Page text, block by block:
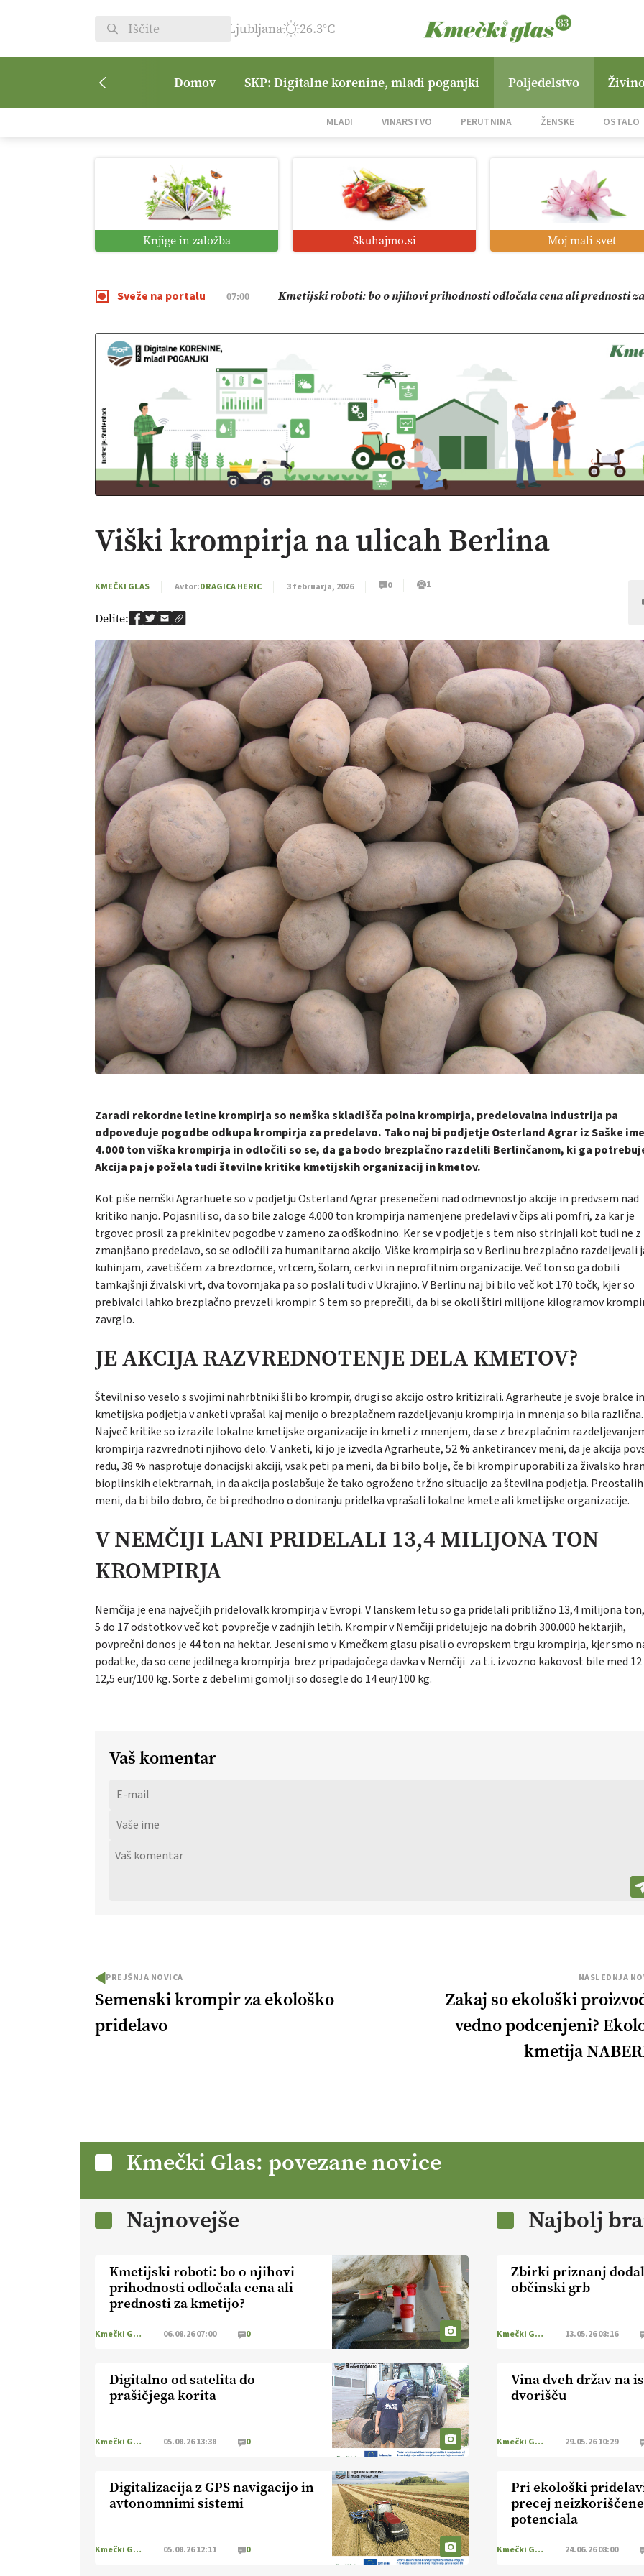
Ljubljana 26.3°C
Domov SKP: Digitalne korenine, mladi poganjki Poljedelstvo
MLADI VINARSTVO PERUTNINA ŽENSKE OSTALO
Knjige in založba Skuhajmo.si Moj mali svet
Sveže na portalu
12:11 Digitalizacija z GPS navigacijo in avtonomnimi sistemi
08:50 Vrt Dvorjane Hills
07:00 Kmetijski roboti: bo o njihovi prihodnosti odločala cena ali prednosti
01:38 Digitalno od satelita do prašičjega korita
Viški krompirja na ulicah Berlina
KMEČKI GLAS Avtor:DRAGICA HERIC 3 februarja, 2026 0 1
Delite:
Zaradi rekordne letine krompirja so nemška skladišča polna krompirja, predelovalna industrija pa
odpoveduje pogodbe odkupa krompirja za predelavo. Tako naj bi podjetje Osterland Agrar iz Saške
4.000 ton viška krompirja in odločili so se, da ga bodo brezplačno razdelili Berlinčanom, ki ga
Akcija pa je požela tudi številne kritike kmetijskih organizacij in kmetov.
Kot piše nemški Agrarhuete so v podjetju Osterland Agrar presenečeni nad odmevnostjo akcije in predvsem nad
kritiko nanjo. Pojasnili so, da so bile zaloge 4.000 ton krompirja namenjene predelavi v čips ali pomfri, za kar je
trgovec prosil za prekinitev pogodbe v zameno za odškodnino. Ker se v podjetje s tem niso strinjali kot tudi ne z
zmanjšano predelavo, so se odločili za humanitarno akcijo. Viške krompirja so v Berlinu brezplačno razdeljevali
kuhinjam, zavetiščem za brezdomce, vrtcem, šolam, cerkvi in neprofitnim organizacije. Več ton so ga dobili
tamkajšnji živalski vrt, dva tovornjaka pa so poslali tudi v Ukrajino. V Berlinu naj bi bilo več kot 170 točk, kjer so
prebivalci lahko brezplačno prevzeli krompir. S tem so preprečili, da bi se okoli štiri milijone kilogramov
zavrglo.
JE AKCIJA RAZVREDNOTENJE DELA KMETOV?
Številni so veselo s svojimi nahrbtniki šli bo krompir, drugi so akcijo ostro kritizirali. Agrarheute je svoje bralce in
kmetijska podjetja v anketi vprašal kaj menijo o brezplačnem razdeljevanju krompirja in mnenja so bila različna.
Največ kritike so izrazile lokalne kmetijske organizacije in kmeti z mnenjem, da se z brezplačnim
krompirja razvrednoti njihovo delo. V anketi, ki jo je izvedla Agrarheute, 52%anketirancev meni, da je akcija
redu, 38 % nasprotuje donacijski akciji, vsak peti pa meni, da bi bilo bolje, če bi krompir uporabili za živalsko
bioplinskih elektrarnah, in da akcija poslabšuje že tako ogroženo tržno situacijo za številna podjetja. Preostalih
meni, da bi bilo dobro, če bi predhodno o doniranju pridelka vprašali lokalne kmete ali kmetijske organizacije.
V NEMČIJI LANI PRIDELALI 13,4 MILIJONA TON
KROMPIRJA
Nemčija je ena največjih pridelovalk krompirja v Evropi. V lanskem letu so ga pridelali približno 13,4 milijona
5 do 17 odstotkov več kot povprečje v zadnjih letih. Krompir v Nemčiji pridelujejo na dobrih 300.000 hektarjih,
povprečni donos je 44 ton na hektar. Jeseni smo v Kmečkem glasu pisali o evropskem trgu krompirja, kjer smo
podatke, da so cene jedilnega krompirja brez pripadajočega davka v Nemčiji za t.i. izvozno kakovost bile med 12
12,5 eur/100 kg. Sorte z debelimi gomolji so dosegle do 14 eur/100 kg.
Vaš komentar
PREJŠNJA NOVICA
Semenski krompir za ekološko
pridelavo
NASLEDNJA
Zakaj so ekološki
vedno podcenjeni?
kmetija
Kmečki Glas: povezane novice
Najnovejše
Kmetijski roboti: bo o njihovi
prihodnosti odločala cena ali
prednosti za kmetijo?
Kmečki Glas 06.08.26 07:00 0
Digitalno od satelita do
prašičjega korita
Kmečki Glas 05.08.26 13:38 0
Digitalizacija z GPS navigacijo in
avtonomnimi sistemi
Kmečki Glas 05.08.26 12:11 0
Najbolj
Zbirki priznanj
občinski grb
Kmečki Glas 13.05.26 08:16
Vina dveh držav na
dvorišču
Kmečki Glas 29.05.26 10:29
Pri ekološki
precej
potenciala
Kmečki Glas 24.06.26 08:00